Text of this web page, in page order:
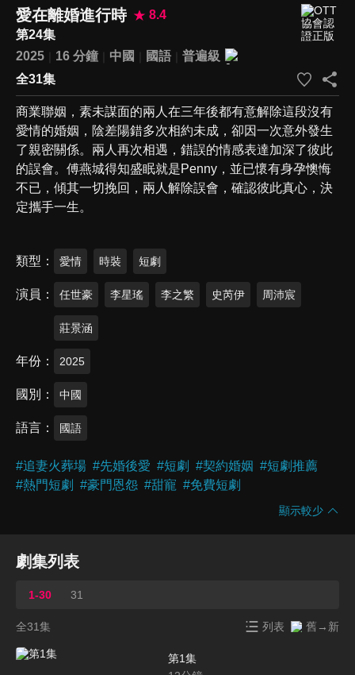
愛在離婚進行時
8.4
第24集
2025
16 分鐘 中國 國語
普遍級
全31集
商業聯姻，素未謀面的兩人在三年後都有意解除這段沒有
愛情的婚姻，陰差陽錯多次相約未成，卻因一次意外發生
了親密關係。兩人再次相遇，錯誤的情感表達加深了彼此
的誤會。傅燕城得知盛眠就是Penny，並已懷有身孕懊悔
不已，傾其一切挽回，兩人解除誤會，確認彼此真心，決
定攜手一生。
類型 愛情 時裝 短劇
演員 任世豪 李星瑤 李之繁 史芮伊 周沛宸
莊景涵
年份 2025
國別 中國
語言 國語
#追妻火葬場 #先婚後愛 #短劇 #契約婚姻 #短劇推薦
#熱門短劇 #豪門恩怨 #甜寵 #免費短劇
顯示較少
劇集列表
1-30 31
全31集 列表 舊→新
第1集